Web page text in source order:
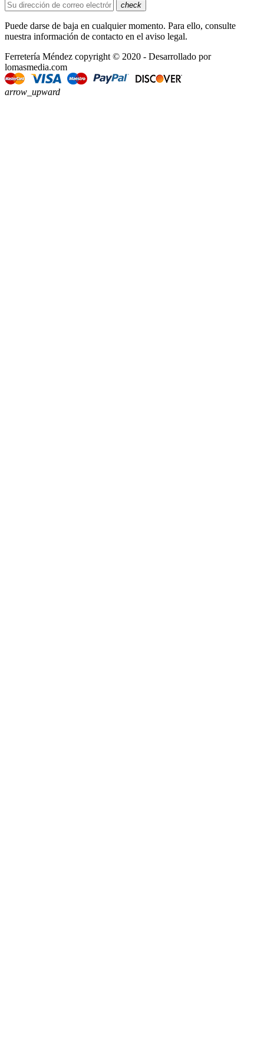
check
Puede darse de baja en cualquier momento. Para ello, consulte
nuestra información de contacto en el aviso legal.
Ferretería Méndez copyright © 2020 - Desarrollado por
lomasmedia.com
arrow_upward